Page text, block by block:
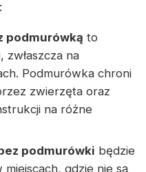
podmurówką to
zwłaszcza na
Podmurówka chroni
zwierzęta oraz
na różne
podmurówki będzie
gdzie nie są